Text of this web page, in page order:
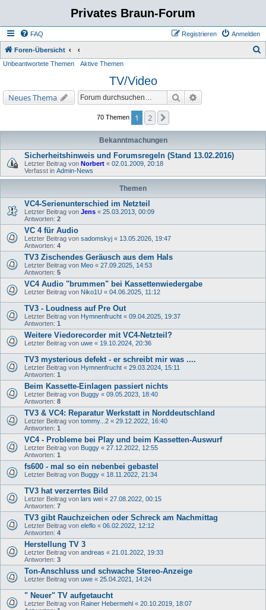
Privates Braun-Forum
FAQ Anmelden
Registrieren
Foren-Übersicht
Unbeantwortete Themen Aktive Themen
TV/Video
Neues Thema Suche
70 Themen 1 2
Bekanntmachungen
Sicherheitshinweis und Forumsregeln (Stand 13.02.2016)
Letzter Beitrag von Norbert « 02.01.2009, 20:18
Verfasst in Admin-News
Themen
VC4-Serienunterschied im Netzteil
Letzter Beitrag von Jens « 25.03.2013, 00:09
Antworten: 2
VC 4 für Audio
Letzter Beitrag von sadomskyj « 13.05.2026, 19:47
Antworten: 4
TV3 Zischendes Geräusch aus dem Hals
Letzter Beitrag von Meo « 27.09.2025, 14:53
Antworten: 5
VC4 Audio "brummen" bei Kassettenwiedergabe
Letzter Beitrag von Niko1U « 04.06.2025, 11:12
TV3 - Loudness auf Pre Out
Letzter Beitrag von Hymnenfrucht « 09.04.2025, 19:37
Antworten: 1
Weitere Viedorecorder mit VC4-Netzteil?
Letzter Beitrag von uwe « 19.10.2024, 20:36
TV3 mysterious defekt - er schreibt mir was ....
Letzter Beitrag von Hymnenfrucht « 29.03.2024, 15:11
Antworten: 1
Beim Kassette-Einlagen passiert nichts
Letzter Beitrag von Buggy « 09.05.2023, 18:40
Antworten: 8
TV3 & VC4: Reparatur Werkstatt in Norddeutschland
Letzter Beitrag von tommy...2 « 29.12.2022, 16:40
Antworten: 1
VC4 - Probleme bei Play und beim Kassetten-Auswurf
Letzter Beitrag von Buggy « 27.12.2022, 12:55
Antworten: 1
fs600 - mal so ein nebenbei gebastel
Letzter Beitrag von Buggy « 18.11.2022, 21:34
TV3 hat verzerrtes Bild
Letzter Beitrag von lars wei « 27.08.2022, 00:15
Antworten: 7
TV3 gibt Rauchzeichen oder Schreck am Nachmittag
Letzter Beitrag von eleflo « 06.02.2022, 12:12
Antworten: 4
Herstellung TV 3
Letzter Beitrag von andreas « 21.01.2022, 19:33
Antworten: 3
Ton-Anschluss und schwache Stereo-Anzeige
Letzter Beitrag von uwe « 25.04.2021, 14:24
" Neuer" TV aufgetaucht
Letzter Beitrag von Rainer Hebermehl « 20.10.2019, 18:07